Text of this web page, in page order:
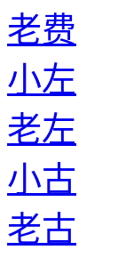
老费
小左
老左
小古
老古